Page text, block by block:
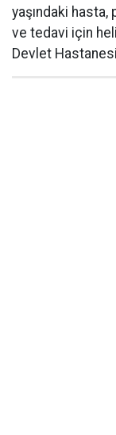
yaşındaki
ve tedavi için
Devlet